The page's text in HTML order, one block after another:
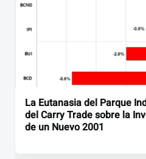
La Eutanasia del Parque
del Carry Trade sobre la
de un Nuevo 2001